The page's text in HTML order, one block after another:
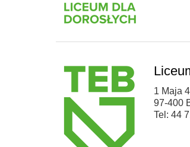
1 Maja 4
97-400
Tel: 44